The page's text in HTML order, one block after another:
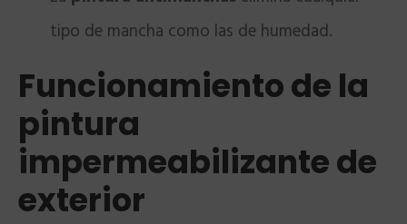
tipo de mancha como las de humedad.
Funcionamiento de la
pintura
impermeabilizante de
exterior